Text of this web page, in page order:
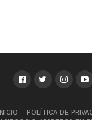
INICIO
POLÍTICA DE